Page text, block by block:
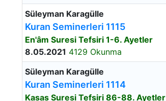
Süleyman Karagülle
Kuran Seminerleri 1115
En'âm Suresi Tefsiri 1-6. Ayetler
8.05.2021 4129 Okunma
Süleyman Karagülle
Kuran Seminerleri 1114
Kasas Suresi Tefsiri 86-88. Ayetler